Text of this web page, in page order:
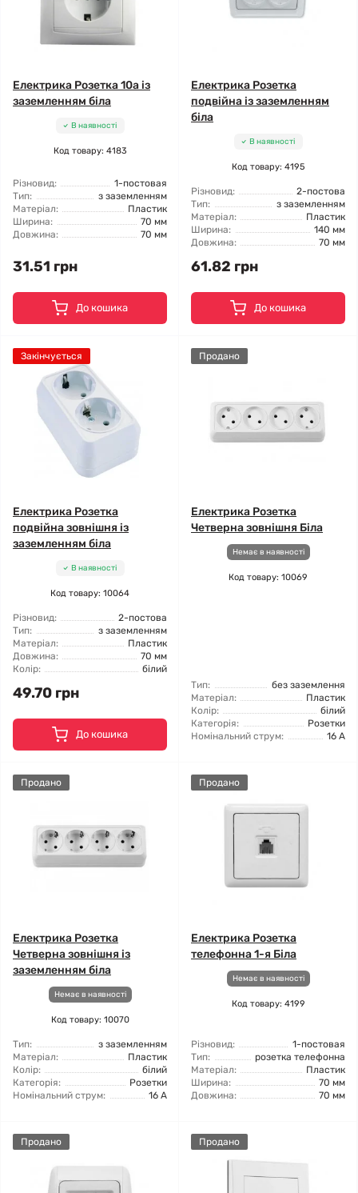
Електрика Розетка 10а із
заземленням біла
В наявності
Код товару: 4183
Різновид:
1-постовая
Тип:
з заземленням
Матеріал:
Пластик
Ширина:
70 мм
Довжина:
70 мм
31.51 грн
До кошика
Електрика Розетка
подвійна із заземленням
біла
В наявності
Код товару: 4195
Різновид:
2-постова
Тип:
з заземленням
Матеріал:
Пластик
Ширина:
140 мм
Довжина:
70 мм
61.82 грн
До кошика
Закінчується
Електрика Розетка
подвійна зовнішня із
заземленням біла
В наявності
Код товару: 10064
Різновид:
2-постова
Тип:
з заземленням
Матеріал:
Пластик
Довжина:
70 мм
Колір:
білий
49.70 грн
До кошика
Продано
Електрика Розетка
Четверна зовнішня Біла
Немає в наявності
Код товару: 10069
Тип:
без заземлення
Матеріал:
Пластик
Колір:
білий
Категорія:
Розетки
Номінальний струм:
16 А
Продано
Електрика Розетка
Четверна зовнішня із
заземленням біла
Немає в наявності
Код товару: 10070
Тип:
з заземленням
Матеріал:
Пластик
Колір:
білий
Категорія:
Розетки
Номінальний струм:
16 А
Продано
Електрика Розетка
телефонна 1-я Біла
Немає в наявності
Код товару: 4199
Різновид:
1-постовая
Тип:
розетка телефонна
Матеріал:
Пластик
Ширина:
70 мм
Довжина:
70 мм
Продано Продано